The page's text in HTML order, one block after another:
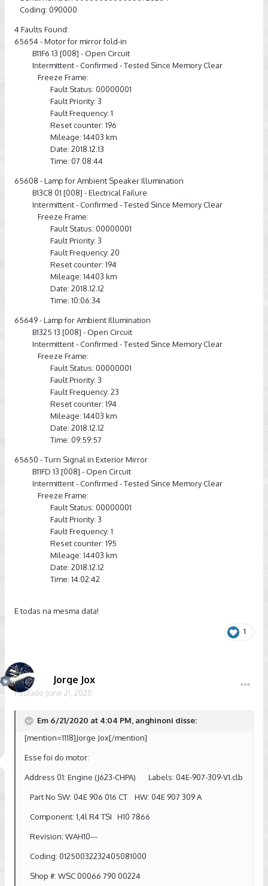
Coding: 090000
4 Faults Found:
65654 - Motor for mirror fold-in
B11F6 13 [008] - Open Circuit
Intermittent - Confirmed - Tested Since Memory Clear
Freeze Frame:
Fault Status: 00000001
Fault Priority: 3
Fault Frequency: 1
Reset counter: 196
Mileage: 14403 km
Date: 2018.12.13
Time: 07:08:44
65608 - Lamp for Ambient Speaker Illumination
B13C8 01 [008] - Electrical Failure
Intermittent - Confirmed - Tested Since Memory Clear
Freeze Frame:
Fault Status: 00000001
Fault Priority: 3
Fault Frequency: 20
Reset counter: 194
Mileage: 14403 km
Date: 2018.12.12
Time: 10:06:34
65649 - Lamp for Ambient Illumination
B1325 13 [008] - Open Circuit
Intermittent - Confirmed - Tested Since Memory Clear
Freeze Frame:
Fault Status: 00000001
Fault Priority: 3
Fault Frequency: 23
Reset counter: 194
Mileage: 14403 km
Date: 2018.12.12
Time: 09:59:57
65650 - Turn Signal in Exterior Mirror
B11FD 13 [008] - Open Circuit
Intermittent - Confirmed - Tested Since Memory Clear
Freeze Frame:
Fault Status: 00000001
Fault Priority: 3
Fault Frequency: 1
Reset counter: 195
Mileage: 14403 km
Date: 2018.12.12
Time: 14:02:42
E todas na mesma data!
1
Jorge Jox
Postado June 21, 2020
Em 6/21/2020 at 4:04 PM, anghinoni disse:
[mention=1118]Jorge Jox[/mention]
Esse foi do motor:
Address 01: Engine (J623-CHPA) Labels: 04E-907-309-V1.clb
Part No SW: 04E 906 016 CT HW: 04E 907 309 A
Component: 1,4l R4 TSI H10 7866
Revision: WAH10---
Coding: 01250032232405081000
Shop #: WSC 00066 790 00224